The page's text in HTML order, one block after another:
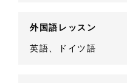
外国語レッスン
英語、ドイツ語